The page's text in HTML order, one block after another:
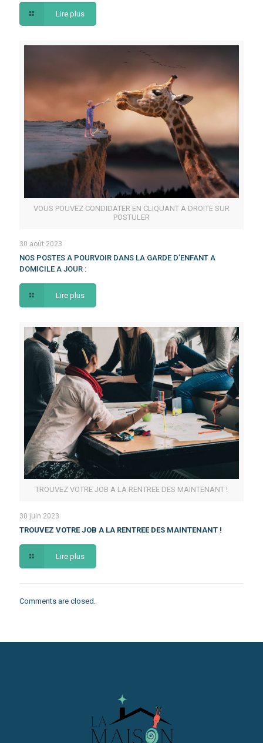
Lire plus
VOUS POUVEZ CONDIDATER EN CLIQUANT A DROITE SUR
POSTULER
30 août 2023
NOS POSTES A POURVOIR DANS LA GARDE D’ENFANT A
DOMICILE A JOUR :
Lire plus
TROUVEZ VOTRE JOB A LA RENTREE DES MAINTENANT !
30 juin 2023
TROUVEZ VOTRE JOB A LA RENTREE DES MAINTENANT !
Lire plus
Comments are closed.